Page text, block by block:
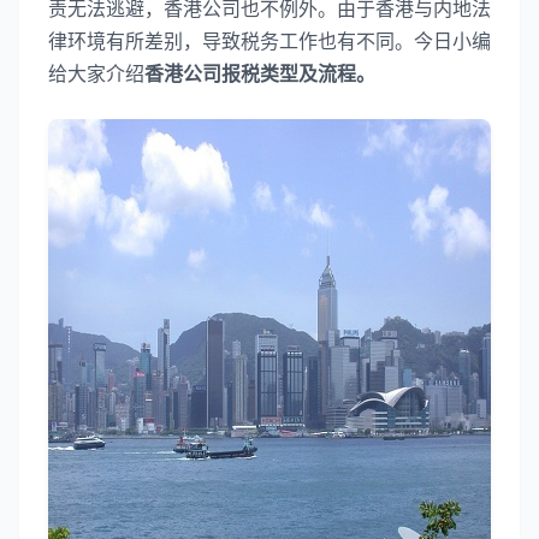
责无法逃避，香港公司也不例外。由于香港与内地法
律环境有所差别，导致税务工作也有不同。今日小编
给大家介绍香港公司报税类型及流程。